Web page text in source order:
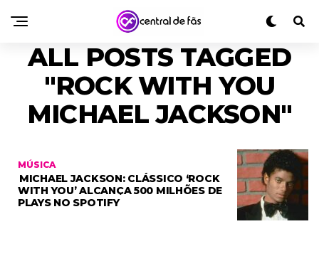
ALL POSTS TAGGED
"ROCK WITH YOU
MICHAEL JACKSON"
MÚSICA
MICHAEL JACKSON: CLÁSSICO ‘ROCK
WITH YOU’ ALCANÇA 500 MILHÕES DE
PLAYS NO SPOTIFY